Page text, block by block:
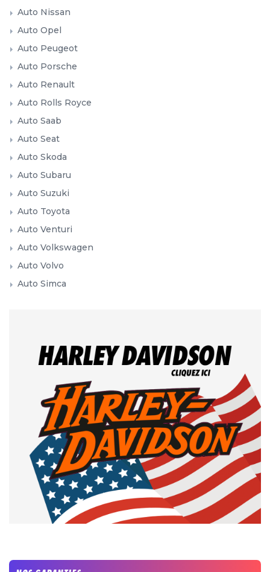
Auto Nissan
Auto Opel
Auto Peugeot
Auto Porsche
Auto Renault
Auto Rolls Royce
Auto Saab
Auto Seat
Auto Skoda
Auto Subaru
Auto Suzuki
Auto Toyota
Auto Venturi
Auto Volkswagen
Auto Volvo
Auto Simca